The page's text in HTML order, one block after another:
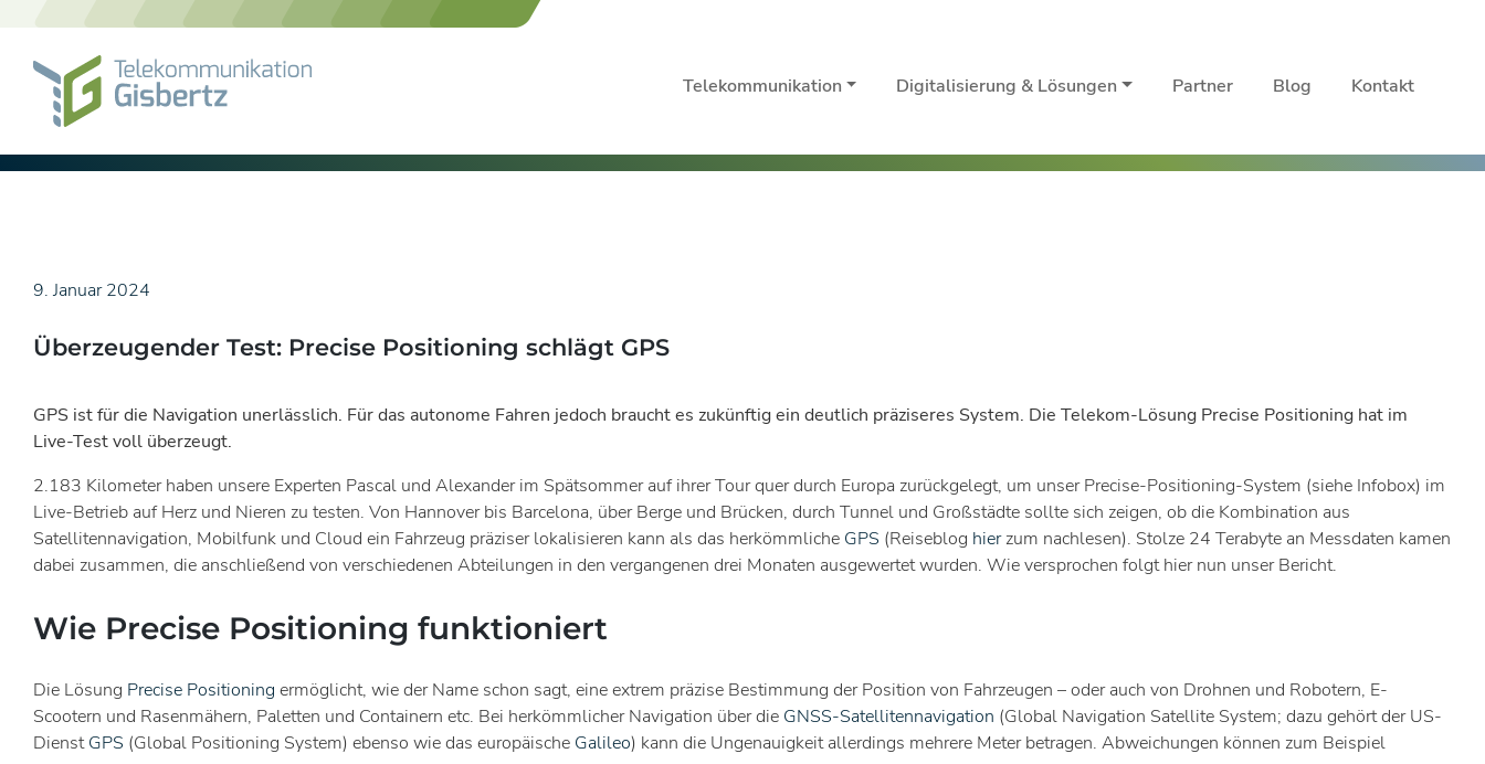
Skip
Telekommunikation Digitalisierung & Lösungen Partner Blog Kontakt
9. Januar 2024
Überzeugender Test: Precise Positioning schlägt GPS
GPS ist für die Navigation unerlässlich. Für das autonome Fahren jedoch braucht es zukünftig ein deutlich präziseres System. Die Telekom-Lösung Precise Positioning hat im
Live-Test voll überzeugt.
2.183 Kilometer haben unsere Experten Pascal und Alexander im Spätsommer auf ihrer Tour quer durch Europa zurückgelegt, um unser Precise-Positioning-System (siehe Infobox) im
Live-Betrieb auf Herz und Nieren zu testen. Von Hannover bis Barcelona, über Berge und Brücken, durch Tunnel und Großstädte sollte sich zeigen, ob die Kombination aus
Satellitennavigation, Mobilfunk und Cloud ein Fahrzeug präziser lokalisieren kann als das herkömmliche GPS (Reiseblog hierzum nachlesen). Stolze 24 Terabyte an Messdaten kamen
dabei zusammen, die anschließend von verschiedenen Abteilungen in den vergangenen drei Monaten ausgewertet wurden. Wie versprochen folgt hier nun unser Bericht.
Wie Precise Positioning funktioniert
Die Lösung Precise Positioning ermöglicht, wie der Name schon sagt, eine extrem präzise Bestimmung der Position von Fahrzeugen – oder auch von Drohnen und Robotern, E-
Scootern und Rasenmähern, Paletten und Containern etc. Bei herkömmlicher Navigation über die GNSS-Satellitennavigation (Global Navigation Satellite System; dazu gehört der US-
DienstGPS (Global Positioning System) ebenso wie das europäische Galileo) kann die Ungenauigkeit allerdings mehrere Meter betragen. Abweichungen können zum Beispiel